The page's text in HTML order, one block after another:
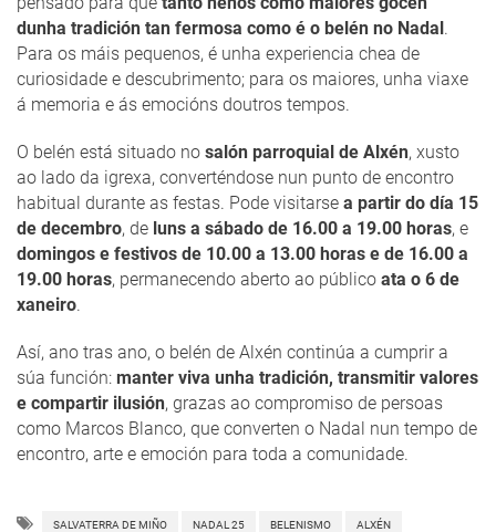
dunha tradición tan fermosa como é o belén no Nadal.
Para os máis pequenos, é unha experiencia chea de
curiosidade e descubrimento; para os maiores, unha viaxe
á memoria e ás emocións doutros tempos.
O belén está situado no salón parroquial de Alxén, xusto
ao lado da igrexa, converténdose nun punto de encontro
habitual durante as festas. Pode visitarse a partir do día 15
de decembro, de luns a sábado de 16.00 a 19.00 horas, e
domingos e festivos de 10.00 a 13.00 horas e de 16.00 a
19.00 horas, permanecendo aberto ao público ata o 6 de
xaneiro.
Así, ano tras ano, o belén de Alxén continúa a cumprir a
súa función: manter viva unha tradición, transmitir valores
e compartir ilusión, grazas ao compromiso de persoas
como Marcos Blanco, que converten o Nadal nun tempo de
encontro, arte e emoción para toda a comunidade.
SALVATERRA DE MIÑO NADAL 25 BELENISMO ALXÉN